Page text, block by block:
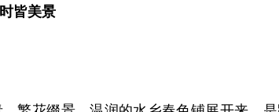
皆美景